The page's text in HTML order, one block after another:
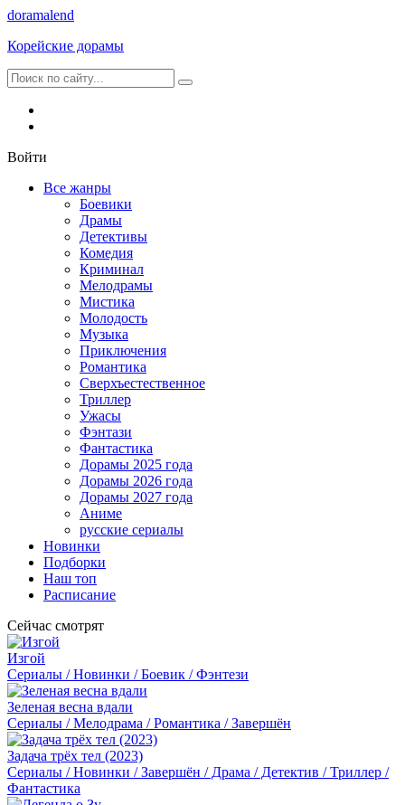
doramalend
Корейские дорамы
Войти
Все жанры
Боевики
Драмы
Детективы
Комедия
Криминал
Мелодрамы
Мистика
Молодость
Музыка
Приключения
Романтика
Сверхъестественное
Триллер
Ужасы
Фэнтази
Фантастика
Дорамы 2025 года
Дорамы 2026 года
Дорамы 2027 года
Аниме
русские сериалы
Новинки
Подборки
Наш топ
Расписание
Сейчас смотрят
Изгой
Сериалы / Новинки / Боевик / Фэнтези
Зеленая весна вдали
Сериалы / Мелодрама / Романтика / Завершён
Задача трёх тел (2023)
Сериалы / Новинки / Завершён / Драма / Детектив / Триллер /
Фантастика